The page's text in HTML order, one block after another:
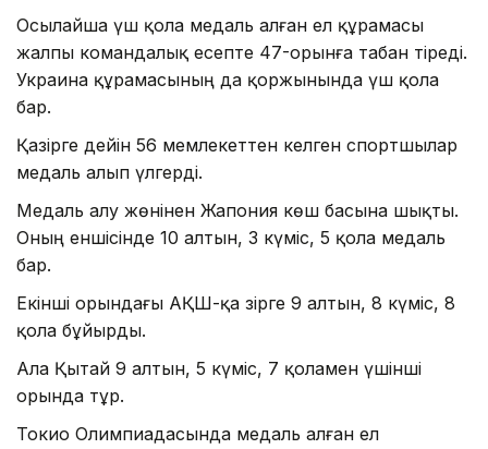
Осылайша үш қола медаль алған ел құрамасы
жалпы командалық есепте 47-орынға табан тіреді.
Украина құрамасының да қоржынында үш қола
бар.
Қазірге дейін 56 мемлекеттен келген спортшылар
медаль алып үлгерді.
Медаль алу жөнінен Жапония көш басына шықты.
Оның еншісінде 10 алтын, 3 күміс, 5 қола медаль
бар.
Екінші орындағы АҚШ-қа әзірге 9 алтын, 8 күміс, 8
қола бұйырды.
Ала Қытай 9 алтын, 5 күміс, 7 қоламен үшінші
орында тұр.
Токио Олимпиадасында медаль алған ел